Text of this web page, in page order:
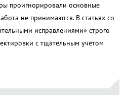
проигнорировали основные
не принимаются. В статьях со
исправлениями» строго
с тщательным учётом